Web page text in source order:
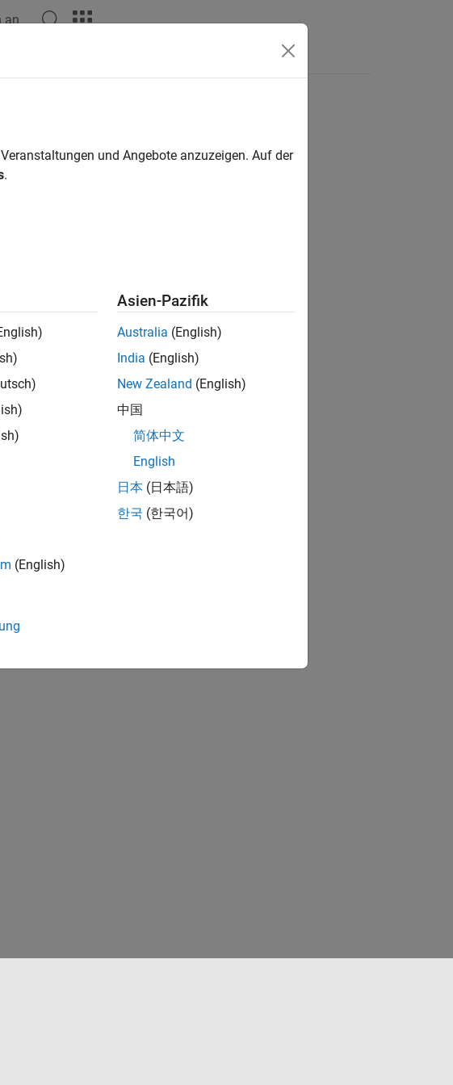
an
was this information?
und Angebote anzuzeigen. Auf der
.
(English)
Asien-Pazifik
Australia (English)
India (English)
New Zealand (English)
中国
简体中文
English
日本 (日本語)
한국 (한국어)